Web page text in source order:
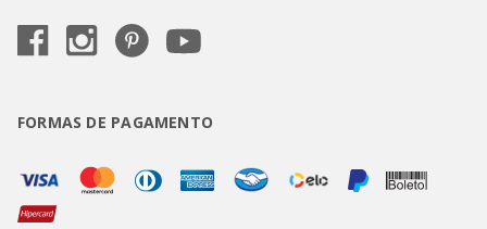
FORMAS DE PAGAMENTO